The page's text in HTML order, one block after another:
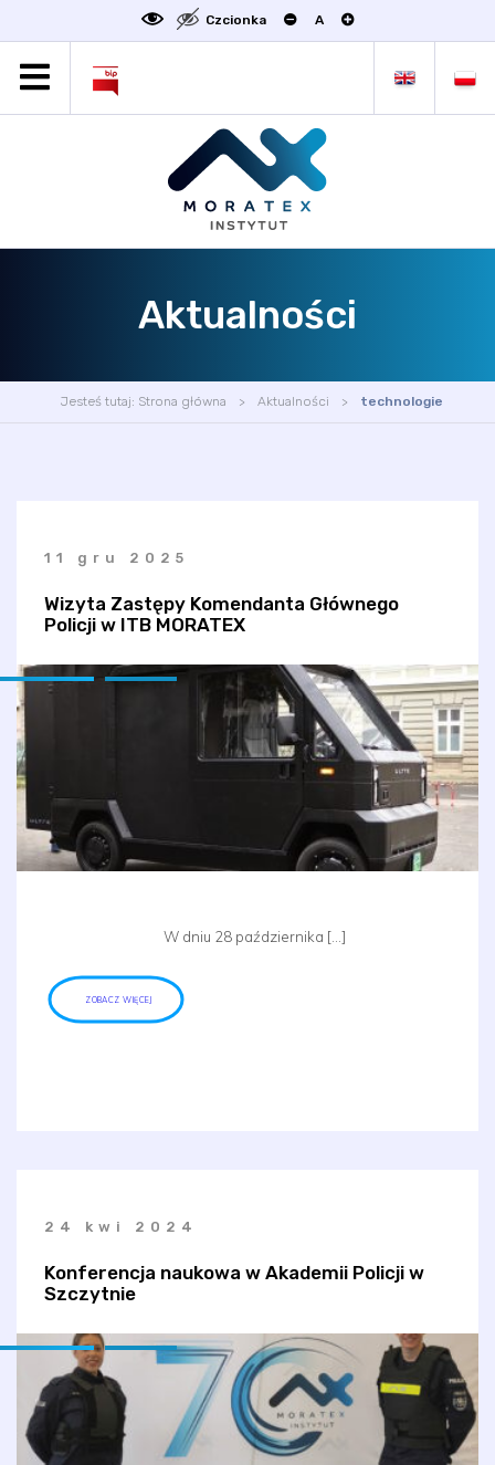
Czcionka A
OGŁOSZENIA
DEKLARACJA DOSTĘPNOŚCI
Aktualności
Jesteś tutaj: Strona główna Aktualności technologie
11 gru 2025
Wizyta Zastępy Komendanta Głównego
Policji w ITB MORATEX
W dniu 28 października […]
ZOBACZ WIĘCEJ
24 kwi 2024
Konferencja naukowa w Akademii Policji w
Szczytnie